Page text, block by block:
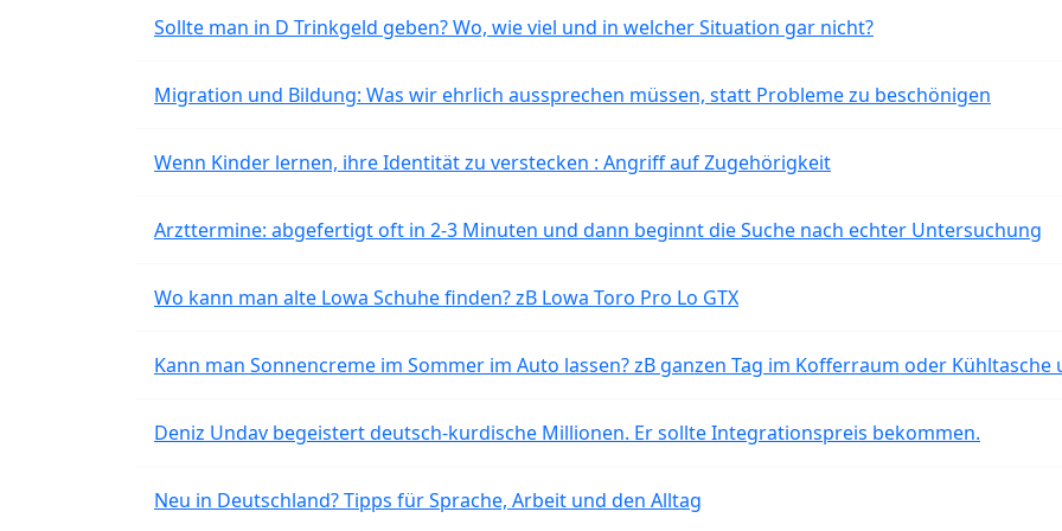
Sollte man in D Trinkgeld geben? Wo, wie viel und in welcher Situation gar nicht?
Migration und Bildung: Was wir ehrlich aussprechen müssen, statt Probleme zu beschönigen
Wenn Kinder lernen, ihre Identität zu verstecken : Angriff auf Zugehörigkeit
Arzttermine: abgefertigt oft in 2-3 Minuten und dann beginnt die Suche nach echter Untersuchung
Wo kann man alte Lowa Schuhe finden? zB Lowa Toro Pro Lo GTX
Kann man Sonnencreme im Sommer im Auto lassen? zB ganzen Tag im Kofferraum oder Kühltasche
Deniz Undav begeistert deutsch-kurdische Millionen. Er sollte Integrationspreis bekommen.
Neu in Deutschland? Tipps für Sprache, Arbeit und den Alltag